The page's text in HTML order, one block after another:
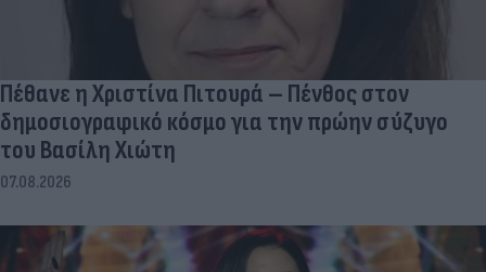
Πέθανε η Χριστίνα Πιτουρά – Πένθος στον
δημοσιογραφικό κόσμο για την πρώην σύζυγο
του Βασίλη Χιώτη
07.08.2026